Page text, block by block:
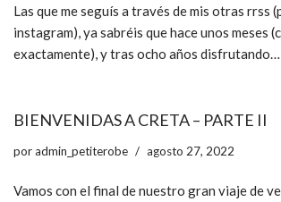
Las que me seguís a través de mis otras rrss
instagram), ya sabréis que hace unos meses
exactamente), y tras ocho años disfrutando…
BIENVENIDAS A CRETA – PARTE II
poradmin_petiterobe agosto 27, 2022
Vamos con el final de nuestro gran viaje de